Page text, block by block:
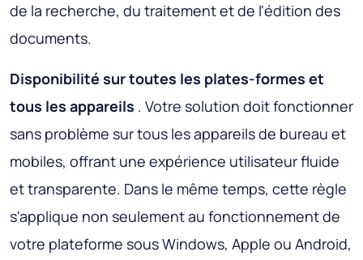
de la recherche, du traitement et de l'édition des
documents.
Disponibilité sur toutes les plates-formes et
tous les appareils . Votre solution doit fonctionner
sans problème sur tous les appareils de bureau et
mobiles, offrant une expérience utilisateur fluide
et transparente. Dans le même temps, cette règle
s'applique non seulement au fonctionnement de
votre plateforme sous Windows, Apple ou Android,